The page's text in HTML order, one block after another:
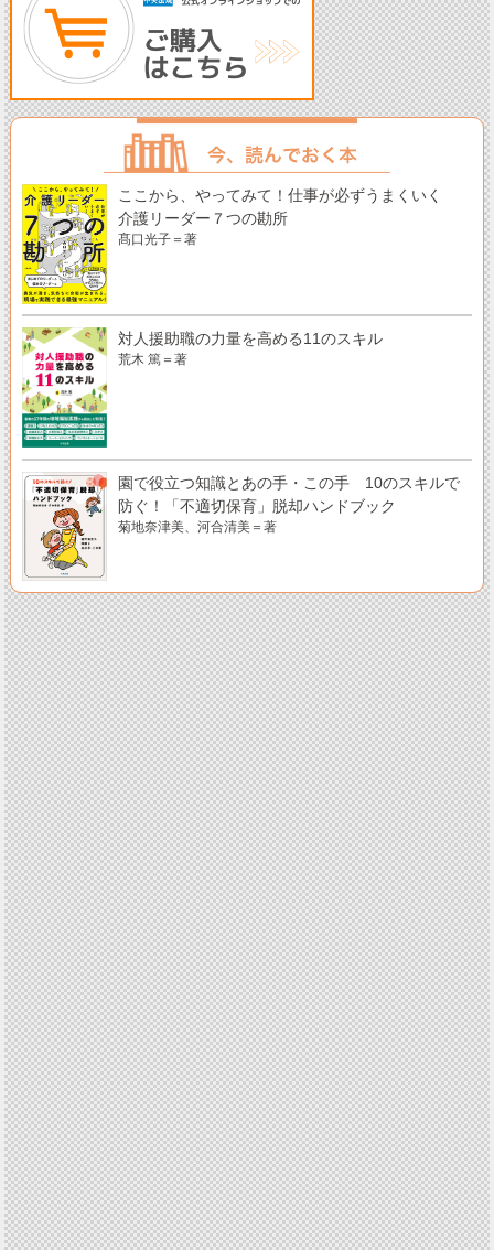
ここから、やってみて！仕事が必ずうまくいく
介護リーダー７つの勘所
髙口光子＝著
対人援助職の力量を高める11のスキル
荒木 篤＝著
園で役立つ知識とあの手・この手 10のスキルで
防ぐ！「不適切保育」脱却ハンドブック
菊地奈津美、河合清美＝著